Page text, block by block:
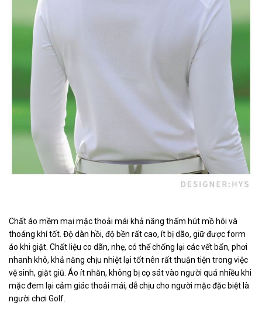
Chất áo mềm mại mặc thoải mái khả năng thấm hút mồ hôi và
thoáng khí tốt. Độ dàn hồi, độ bền rất cao, ít bị dão, giữ được form
áo khi giặt. Chất liệu co dãn, nhẹ, có thể chống lại các vết bẩn, phơi
nhanh khô, khả năng chịu nhiệt lại tốt nên rất thuận tiện trong việc
vệ sinh, giặt giũ. Áo ít nhăn, không bị cọ sát vào người quá nhiều khi
mặc đem lại cảm giác thoải mái, dễ chịu cho người mặc đặc biệt là
người chơi Golf.